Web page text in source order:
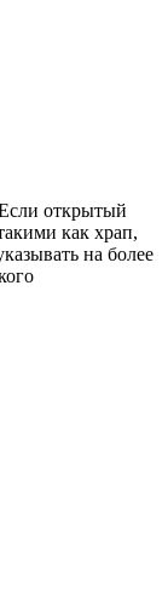
открытый
как храп,
на более